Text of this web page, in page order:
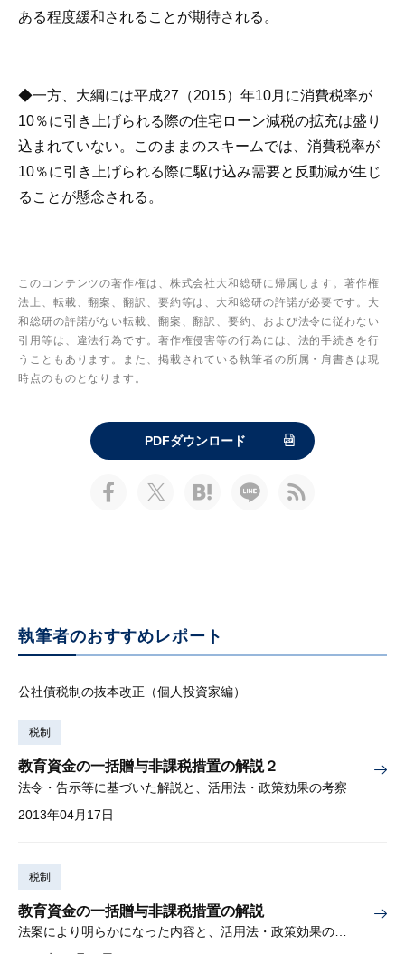
ある程度緩和されることが期待される。
◆一方、大綱には平成27（2015）年10月に消費税率が
10％に引き上げられる際の住宅ローン減税の拡充は盛り
込まれていない。このままのスキームでは、消費税率が
10％に引き上げられる際に駆け込み需要と反動減が生じ
ることが懸念される。
このコンテンツの著作権は、株式会社大和総研に帰属します。著作権
法上、転載、翻案、翻訳、要約等は、大和総研の許諾が必要です。大
和総研の許諾がない転載、翻案、翻訳、要約、および法令に従わない
引用等は、違法行為です。著作権侵害等の行為には、法的手続きを行
うこともあります。また、掲載されている執筆者の所属・肩書きは現
時点のものとなります。
PDFダウンロード
執筆者のおすすめレポート
公社債税制の抜本改正（個人投資家編）
税制
教育資金の一括贈与非課税措置の解説２
法令・告示等に基づいた解説と、活用法・政策効果の考察
2013年04月17日
税制
教育資金の一括贈与非課税措置の解説
法案により明らかになった内容と、活用法・政策効果の考察